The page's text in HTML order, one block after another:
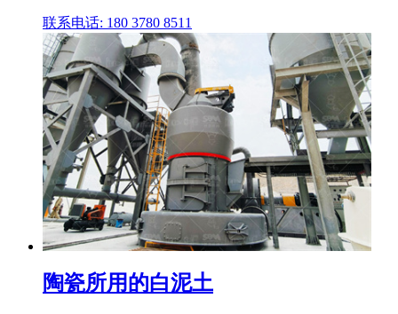
联系电话: 180 3780 8511
陶瓷所用的白泥土